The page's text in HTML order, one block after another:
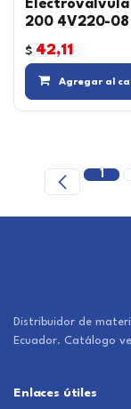
200 4V220-08
$ 42,11
Agregar al
1
Distribuidor de
Ecuador. Catálogo
Enlaces útiles